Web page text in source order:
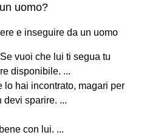
uomo?
e inseguire da un uomo
vuoi che lui ti segua tu
disponibile. ...
lo hai incontrato, magari per
devi sparire. ...
con lui. ...